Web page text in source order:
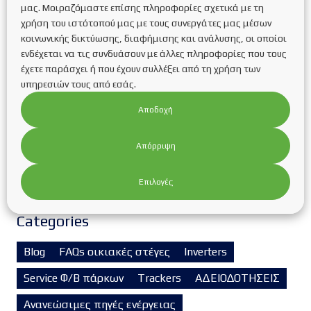
Official extensions of the deadlines for completing
Savings programs
Corporate souvlaki party!
Η εταιρεία μας συμμετέχει στη Διεθνή Έκθεση για
την Πράσινη και Έξυπνη Ενέργεια Renewable
EnergyTech στο Διεθνές Εκθεσιακό Κέντρο
Θεσσαλονίκης
Συνέντευξη της Υπεύθυνης της εταιρείας
κας.Κυριακίδου Κατερίνας στη ραδιοφωνική
εκπομπή “Τα παιδιά της Πιάτσας” του κ.Βαρδάκη
Δημοσθένη στο Metropolis FM
Categories
Blog FAQs οικιακές στέγες
Inverters
Service Φ/Β πάρκων
Trackers
ΑΔΕΙΟΔΟΤΗΣΕΙΣ
Ανανεώσιμες πηγές ενέργειας
μας. Μοιραζόμαστε επίσης πληροφορίες σχετικά με τη
χρήση του ιστότοπού μας με τους συνεργάτες μας μέσων
κοινωνικής δικτύωσης, διαφήμισης και ανάλυσης, οι οποίοι
ενδέχεται να τις συνδυάσουν με άλλες πληροφορίες που τους
έχετε παράσχει ή που έχουν συλλέξει από τη χρήση των
υπηρεσιών τους από εσάς.
Αποδοχή
Απόρριψη
Επιλογές